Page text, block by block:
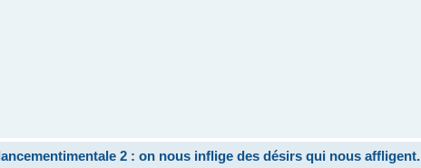
2 : on nous inflige des désirs qui nous affligent.